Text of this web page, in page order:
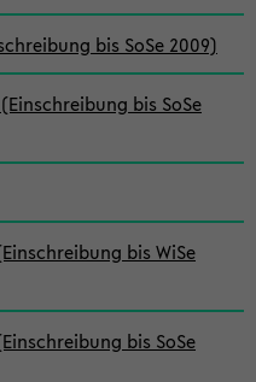
bis SoSe 2009)
bis SoSe
bis WiSe
bis SoSe